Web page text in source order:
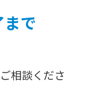
で
相談くださ